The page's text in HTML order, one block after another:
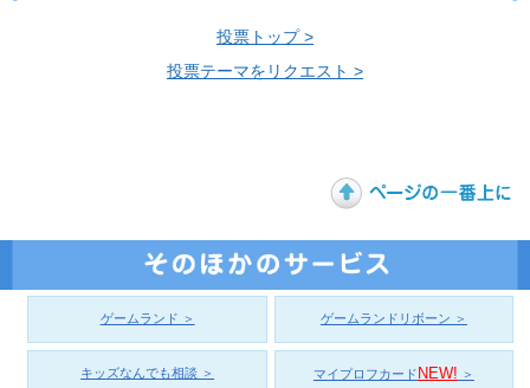
投票トップ >
投票テーマをリクエスト >
ゲームランド ＞ ゲームランドリボーン ＞
キッズなんでも相談 ＞ マイプロフカードNEW! ＞